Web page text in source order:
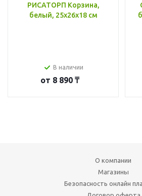
РИСАТОРП Корзина,
белый, 25x26x18 см
В наличии
от 8 890 ₸
О компании
Магазины
Безопасность онлайн